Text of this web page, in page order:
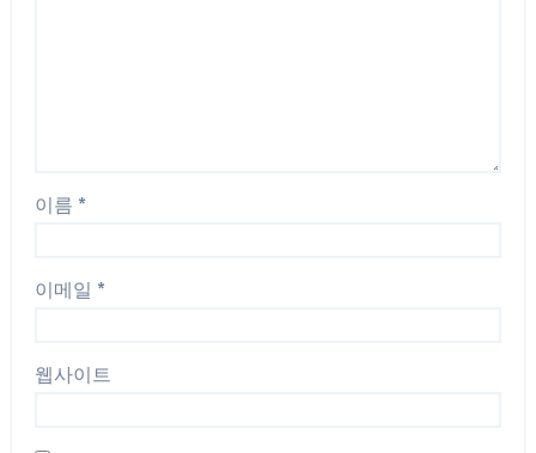
이름 *
이메일 *
웹사이트